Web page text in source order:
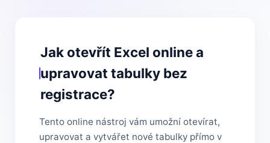
Jak otevřít Excel online a
upravovat tabulky bez
registrace?
Tento online nástroj vám umožní otevírat,
upravovat a vytvářet nové tabulky přímo v